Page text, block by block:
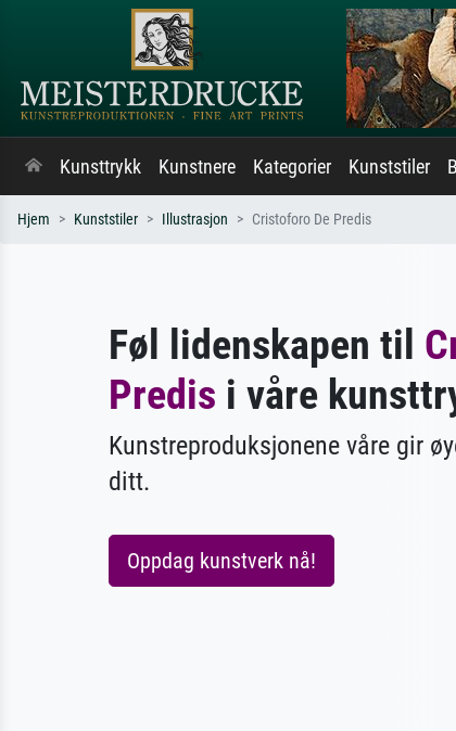
Kunsttrykk Kunstnere Kategorier Kunststiler
Hjem Kunststiler Illustrasjon Cristoforo De Predis
Føl lidenskapen til
Predis i våre
Kunstreproduksjonene våre gir
ditt.
Oppdag kunstverk nå!